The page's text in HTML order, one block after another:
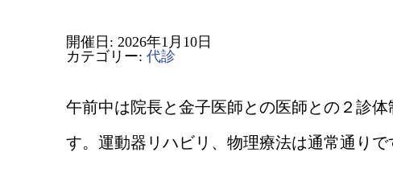
開催日: 2026年1月10日
カテゴリー: 代診
午前中は院長と金子医師との医師との２診
す。運動器リハビリ、物理療法は通常通りで